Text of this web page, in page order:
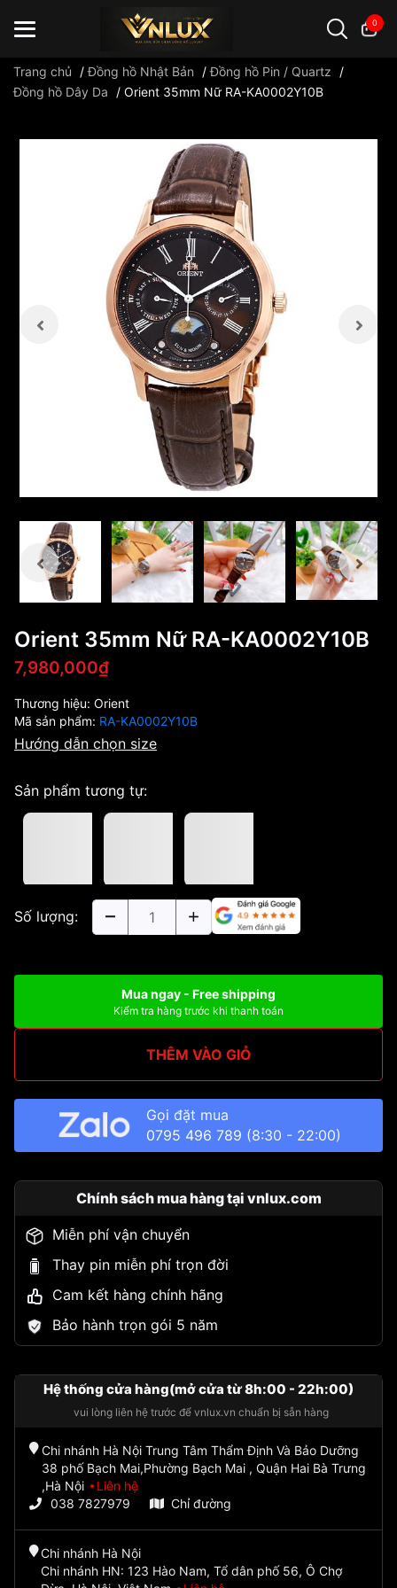
0
Trang chủ /Đồng hồ Nhật Bản /Đồng hồ Pin / Quartz
/
Đồng hồ Dây Da
/ Orient 35mm Nữ RA-KA0002Y10B
Orient 35mm Nữ RA-KA0002Y10B
7,980,000₫
Thương hiệu: Orient
Mã sản phẩm: RA-KA0002Y10B
Hướng dẫn chọn size
Sản phẩm tương tự:
Số lượng:
Mua ngay - Free shipping
Kiểm tra hàng trước khi thanh toán
THÊM VÀO GIỎ
Gọi đặt mua
0795 496 789 (8:30 - 22:00)
Chính sách mua hàng tại vnlux.com
Miễn phí vận chuyển
Thay pin miễn phí trọn đời
Cam kết hàng chính hãng
Bảo hành trọn gói 5 năm
Hệ thống cửa hàng(mở cửa từ 8h:00 - 22h:00)
vui lòng liên hệ trước để vnlux.vn chuẩn bị sẵn hàng
Chi nhánh Hà Nội Trung Tâm Thẩm Định Và Bảo Dưỡng
38 phố Bạch Mai,Phường Bạch Mai , Quận Hai Bà Trưng
,Hà Nội
Liên hệ
038 7827979
Chỉ đường
Chi nhánh Hà Nội
Chi nhánh HN: 123 Hào Nam, Tổ dân phố 56, Ô Chợ